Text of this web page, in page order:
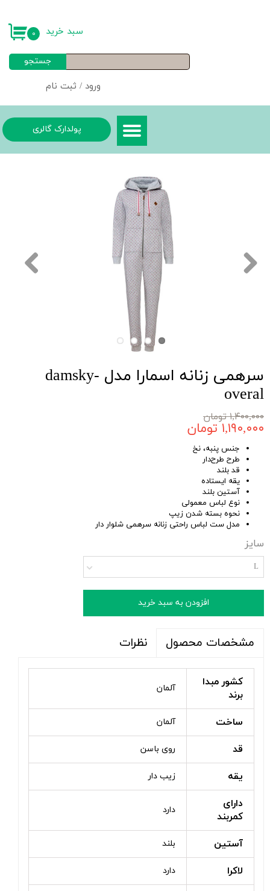
ورود / ثبت نام
خروج از حساب کاربری
جستجو
۰ سبد خرید
پولدارک گالری
سرهمی زنانه اسمارا مدل damsky-
overal
۱,۴۰۰,۰۰۰ تومان
۱,۱۹۰,۰۰۰ تومان
جنس پنبه، نخ
طرح طرح‌دار
قد بلند
یقه ایستاده
آستین بلند
نوع لباس معمولی
نحوه بسته شدن زیپ
مدل ست لباس راحتی زنانه سرهمی شلوار دار
سایز
L
افزودن به سبد خرید
مشخصات محصول نظرات
کشور مبدا
برند
آلمان
ساخت آلمان
قد روی باسن
یقه زیب دار
دارای
کمربند
دارد
آستین بلند
لاکرا دارد